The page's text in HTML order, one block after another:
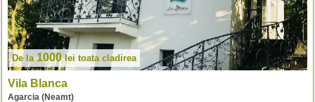
De la1000lei toata cladirea
Vila Blanca
Agarcia (Neamt)